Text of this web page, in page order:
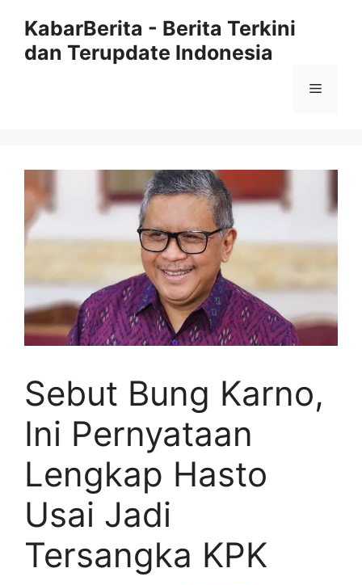
KabarBerita - Berita Terkini
dan Terupdate Indonesia
Menu
Sebut Bung Karno,
Ini Pernyataan
Lengkap Hasto
Usai Jadi
Tersangka KPK